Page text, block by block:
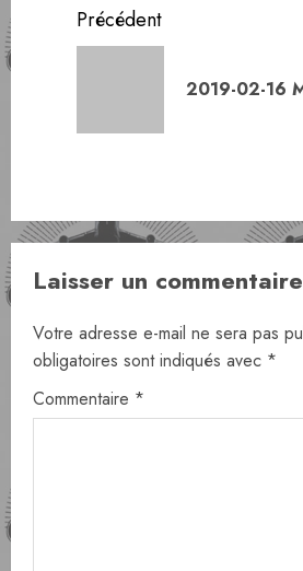
Navigation
d’article
Précédent
2019-02-16
Laisser un commentaire
Votre adresse e-mail ne sera pas
obligatoires sont indiqués avec *
Commentaire *